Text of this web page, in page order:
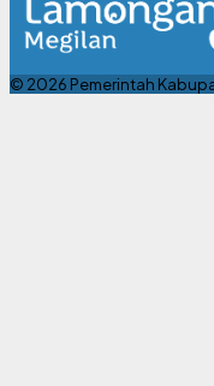
© 2026 Pemerintah